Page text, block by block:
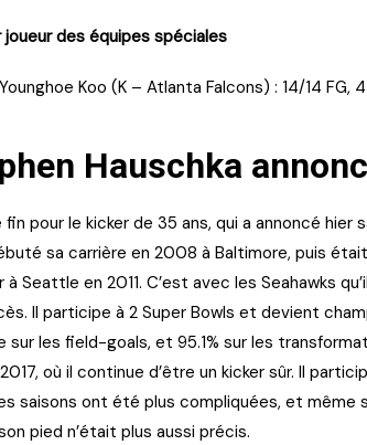
joueur des équipes spéciales
Younghoe Koo (K – Atlanta Falcons) : 14/14 FG,
Hauschka
fin pour le kicker de 35 ans, qui a annoncé
sa carrière en 2008 à Baltimore, puis
à Seattle en 2011. C’est avec les Seahawks
Il participe à 2 Super Bowls et devient
sur les field-goals, et 95.1% sur les
où il continue d’être un kicker sûr. Il
saisons ont été plus compliquées, et même
pied n’était plus aussi précis.